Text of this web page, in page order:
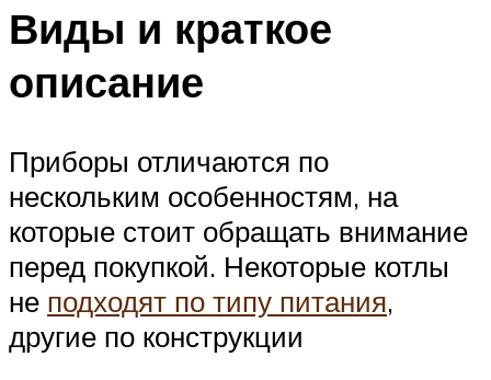
Виды и краткое
описание
Приборы отличаются по
нескольким особенностям, на
которые стоит обращать внимание
перед покупкой. Некоторые котлы
не подходят по типу питания,
другие по конструкции